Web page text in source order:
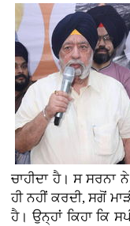
ਚਾਹੀਦਾ ਹੈ। ਸ ਸਰਨਾ
ਹੀ ਨਹੀਂ ਕਰਦੀ, ਸਗੋਂ
ਹੈ। ਉਨ੍ਹਾਂ ਕਿਹਾ ਕਿ